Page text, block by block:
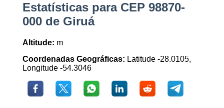
Estatísticas para CEP 98870-
000 de Giruá
Altitude: m
Coordenadas Geográficas: Latitude -28.0105,
Longitude -54.3046